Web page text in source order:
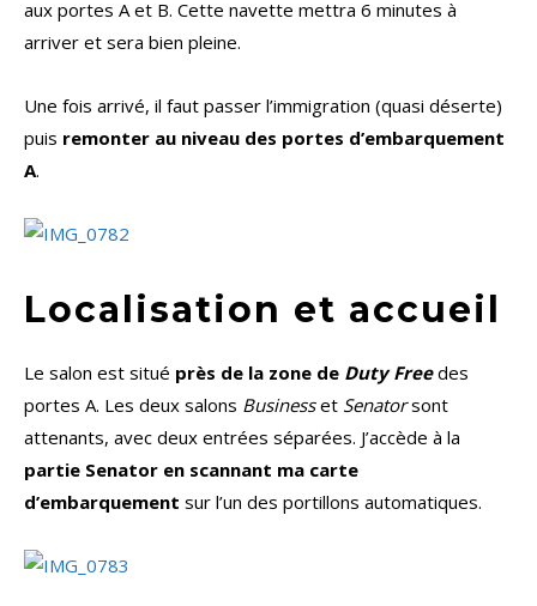
aux portes A et B. Cette navette mettra 6 minutes à
arriver et sera bien pleine.
Une fois arrivé, il faut passer l’immigration (quasi déserte)
puis remonter au niveau des portes d’embarquement
A.
Localisation et accueil
Le salon est situé près de la zone de Duty Freedes
portes A. Les deux salons Businesset Senatorsont
attenants, avec deux entrées séparées. J’accède à la
partie Senator en scannant ma carte
d’embarquement sur l’un des portillons automatiques.